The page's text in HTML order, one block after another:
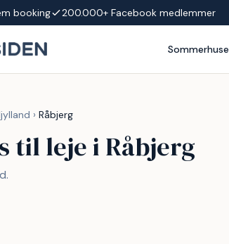
booking 200.000+ Facebook medlemmer
Sommerhuse
› Råbjerg
til leje i Råbjerg